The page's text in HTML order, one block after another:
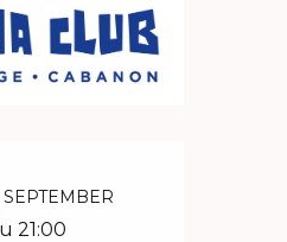
&
SEPTEMBER
21:00